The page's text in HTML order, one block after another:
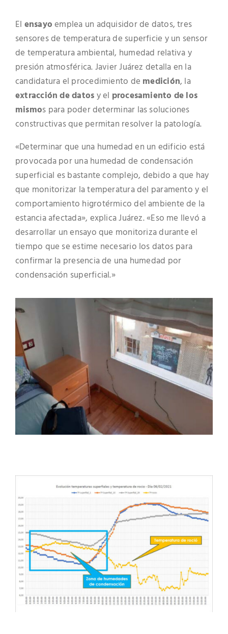
El ensayoemplea un adquisidor de datos, tres
sensores de temperatura de superficie y un sensor
de temperatura ambiental, humedad relativa y
presión atmosférica. Javier Juárez detalla en la
candidatura el procedimiento de medición, la
extracción de datosy el procesamiento de los
mismos para poder determinar las soluciones
constructivas que permitan resolver la patología.
«Determinar que una humedad en un edificio está
provocada por una humedad de condensación
superficial es bastante complejo, debido a que hay
que monitorizar la temperatura del paramento y el
comportamiento higrotérmico del ambiente de la
estancia afectada», explica Juárez. «Eso me llevó a
desarrollar un ensayo que monitoriza durante el
tiempo que se estime necesario los datos para
confirmar la presencia de una humedad por
condensación superficial.»